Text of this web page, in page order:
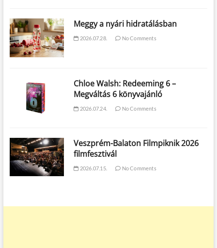
Meggy a nyári hidratálásban
2026.07.28. No Comments
Chloe Walsh: Redeeming 6 –
Megváltás 6 könyvajánló
2026.07.24. No Comments
Veszprém-Balaton Filmpiknik 2026
filmfesztivál
2026.07.15. No Comments